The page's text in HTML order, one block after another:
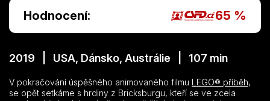
Hodnocení: 65 %
2019 | USA, Dánsko, Austrálie | 107 min
V pokračování úspěšného animovaného filmu LEGO® příběh,
se opět setkáme s hrdiny z Bricksburgu, kteří se ve zcela